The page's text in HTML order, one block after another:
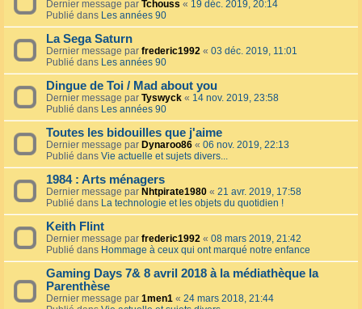
Dernier message par Tchouss « 19 déc. 2019, 20:14
Publié dans Les années 90
La Sega Saturn
Dernier message par frederic1992 « 03 déc. 2019, 11:01
Publié dans Les années 90
Dingue de Toi / Mad about you
Dernier message par Tyswyck « 14 nov. 2019, 23:58
Publié dans Les années 90
Toutes les bidouilles que j'aime
Dernier message par Dynaroo86 « 06 nov. 2019, 22:13
Publié dans Vie actuelle et sujets divers...
1984 : Arts ménagers
Dernier message par Nhtpirate1980 « 21 avr. 2019, 17:58
Publié dans La technologie et les objets du quotidien !
Keith Flint
Dernier message par frederic1992 « 08 mars 2019, 21:42
Publié dans Hommage à ceux qui ont marqué notre enfance
Gaming Days 7& 8 avril 2018 à la médiathèque la
Parenthèse
Dernier message par 1men1 « 24 mars 2018, 21:44